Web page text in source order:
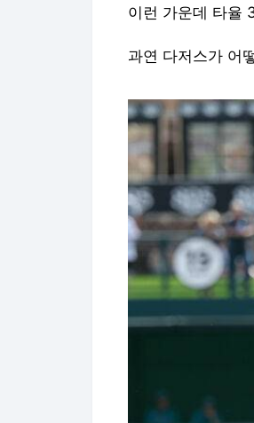
이런 가운데 타율
과연 다저스가 어